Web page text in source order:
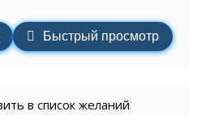
Быстрый просмотр
в список желаний